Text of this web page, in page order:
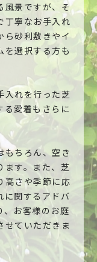
風景ですが、そ
丁寧なお手入れ
ら砂利敷きやイ
を選択する方も
入れを行った芝
る愛着もさらに
もちろん、空き
ます。また、芝
高さや季節に応
に関するアドバ
、お客様のお庭
せていただきま